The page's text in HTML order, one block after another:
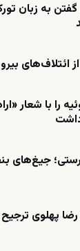
به زبان
دهمین سالگرد ۱۵ ژوئیه
جیغ‌های
رضا پهلوی